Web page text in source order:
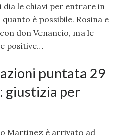
dia le chiavi per entrare in
è possibile. Rosina e
don Venancio, ma le
positive…
puntata 29
giustizia per
Martinez è arrivato ad